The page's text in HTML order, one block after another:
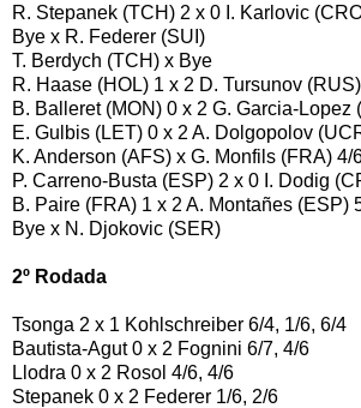
R. Stepanek (TCH) 2 x 0 I. Karlovic
Bye x R. Federer (SUI)
T. Berdych (TCH) x Bye
R. Haase (HOL) 1 x 2 D. Tursunov
B. Balleret (MON) 0 x 2 G. Garcia-Lopez
E. Gulbis (LET) 0 x 2 A. Dolgopolov
K. Anderson (AFS) x G. Monfils (FRA) 4/
P. Carreno-Busta (ESP) 2 x 0 I. Dodig
B. Paire (FRA) 1 x 2 A. Montañes (ESP)
Bye x N. Djokovic (SER)
2º Rodada
Tsonga 2 x 1 Kohlschreiber 6/4, 1/6, 6/4
Bautista-Agut 0 x 2 Fognini 6/7, 4/6
Llodra 0 x 2 Rosol 4/6, 4/6
Stepanek 0 x 2 Federer 1/6, 2/6